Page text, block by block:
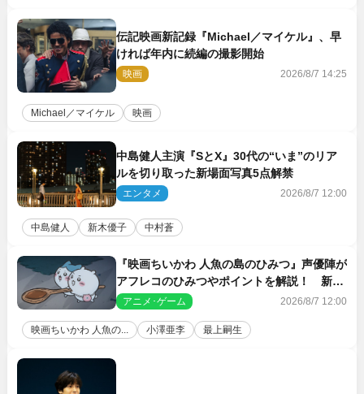
伝記映画新記録『Michael／マイケル』、早
ければ年内に続編の撮影開始
映画 2026/8/7 14:25
Michael／マイケル 映画
中島健人主演『SとX』30代の“いま”のリア
ルを切り取った新場面写真5点解禁
エンタメ 2026/8/7 12:00
中島健人 新木優子 中村蒼
『映画ちいかわ 人魚の島のひみつ』声優陣が
アフレコのひみつやポイントを解説！ 新カ
ットも到着
アニメ･ゲーム 2026/8/7 12:00
映画ちいかわ 人魚の... 小澤亜李 最上嗣生